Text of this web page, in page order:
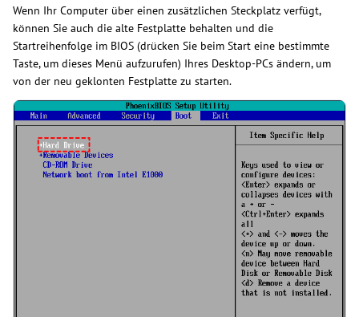
Wenn Ihr Computer über einen zusätzlichen Steckplatz verfügt,
können Sie auch die alte Festplatte behalten und die
Startreihenfolge im BIOS (drücken Sie beim Start eine bestimmte
Taste, um dieses Menü aufzurufen) Ihres Desktop-PCs ändern, um
von der neu geklonten Festplatte zu starten.